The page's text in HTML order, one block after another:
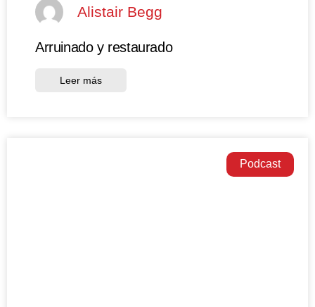
Alistair Begg
Arruinado y restaurado
Leer más
Podcast